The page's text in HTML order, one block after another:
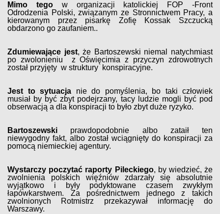
Mimo tegow organizacji katolickiej FOP -Front
Odrodzenia Polski, związanym ze Stronnictwem Pracy, a
kierowanym przez pisarkę Zofię Kossak Szczucką
obdarzono go zaufaniem..
Zdumiewające jest, że Bartoszewski niemal natychmiast
po zwolonieniu z Oświęcimia z przyczyn zdrowotnych
został przyjęty w struktury konspiracyjne.
Jest to sytuacja nie do pomyślenia, bo taki człowiek
musiał by być zbyt podejrzany, tacy ludzie mogli być pod
obserwacją a dla konspiracji to było zbyt duże ryzyko.
Bartoszewski prawdopodobnie albo zataił ten
niewygodny fakt, albo został wciągnięty do konspiracji za
pomocą niemieckiej agentury.
Wystarczy poczytać raporty Pileckiego, by wiedzieć, że
zwolnienia polskich więźniów zdarzały się absolutnie
wyjątkowo i były podyktowane czasem zwykłym
łapówkarstwem. Za pośrednictwem jednego z takich
zwolnionych Rotmistrz przekazywał informację do
Warszawy.